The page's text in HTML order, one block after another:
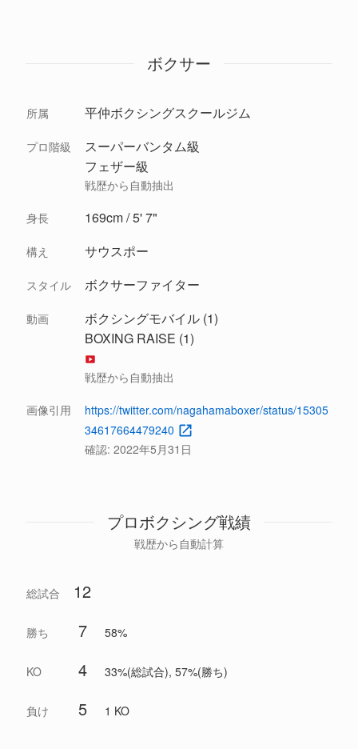
ボクサー
所属 平仲ボクシングスクールジム
プロ階級
スーパーバンタム級
フェザー級
戦歴から自動抽出
身長 169cm / 5' 7"
構え サウスポー
スタイル ボクサーファイター
動画
ボクシングモバイル (1)
BOXING RAISE (1)
戦歴から自動抽出
画像引用
https://twitter.com/nagahamaboxer/status/15305
34617664479240
確認: 2022年5月31日
プロボクシング戦績
戦歴から自動計算
総試合 12
勝ち 7 58%
KO 4 33%(総試合), 57%(勝ち)
負け 5 1 KO